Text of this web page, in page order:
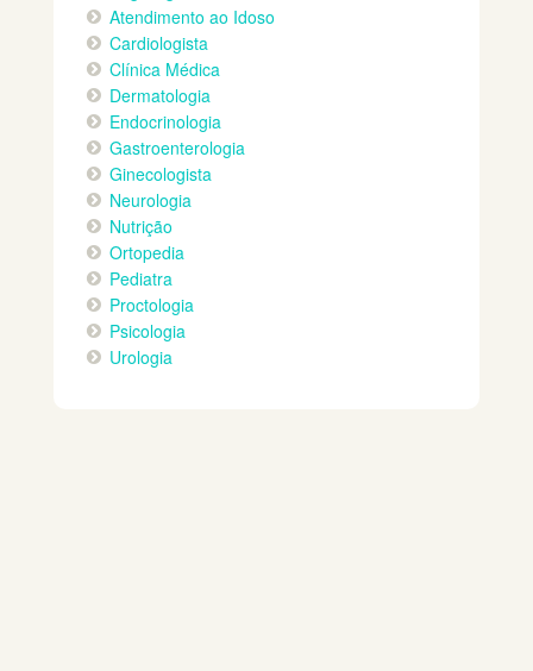
Atendimento ao Idoso
Cardiologista
Clínica Médica
Dermatologia
Endocrinologia
Gastroenterologia
Ginecologista
Neurologia
Nutrição
Ortopedia
Pediatra
Proctologia
Psicologia
Urologia